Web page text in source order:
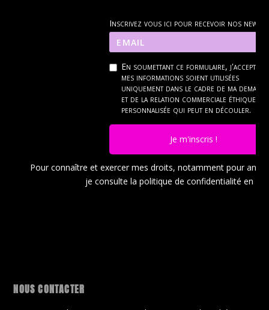
Inscrivez vous ici pour recevoir nos news
En soumettant ce formulaire, j'accepte
mes informations soient utilisées
uniquement dans le cadre de ma
et de la relation commerciale éthique et
personnalisée qui peut en découler.
Je m'inscris !
Pour connaître et exercer mes droits, notamment pour
je consulte la politique de confidentialité en
NOUS CONTACTER